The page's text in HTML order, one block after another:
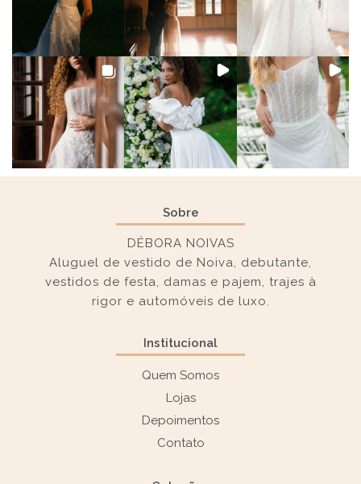
Sobre
DÉBORA NOIVAS
Aluguel de vestido de Noiva, debutante,
vestidos de festa, damas e pajem, trajes à
rigor e automóveis de luxo.
Institucional
Quem Somos
Lojas
Depoimentos
Contato